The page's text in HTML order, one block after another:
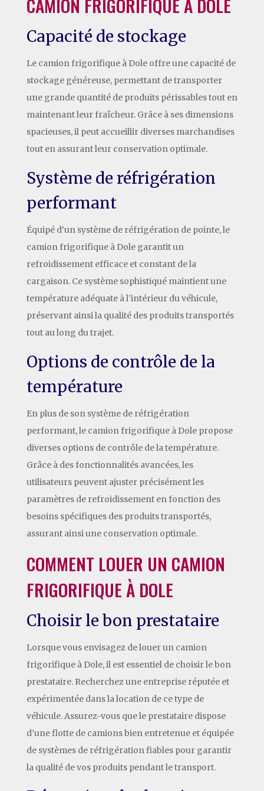
Capacité de stockage
Le camion frigorifique à Dole offre une capacité de
stockage généreuse, permettant de transporter
une grande quantité de produits périssables tout en
maintenant leur fraîcheur. Grâce à ses dimensions
spacieuses, il peut accueillir diverses marchandises
tout en assurant leur conservation optimale.
Système de réfrigération
performant
Équipé d’un système de réfrigération de pointe, le
camion frigorifique à Dole garantit un
refroidissement efficace et constant de la
cargaison. Ce système sophistiqué maintient une
température adéquate à l’intérieur du véhicule,
préservant ainsi la qualité des produits transportés
tout au long du trajet.
Options de contrôle de la
température
En plus de son système de réfrigération
performant, le camion frigorifique à Dole propose
diverses options de contrôle de la température.
Grâce à des fonctionnalités avancées, les
utilisateurs peuvent ajuster précisément les
paramètres de refroidissement en fonction des
besoins spécifiques des produits transportés,
assurant ainsi une conservation optimale.
COMMENT LOUER UN CAMION
FRIGORIFIQUE À DOLE
Choisir le bon prestataire
Lorsque vous envisagez de louer un camion
frigorifique à Dole, il est essentiel de choisir le bon
prestataire. Recherchez une entreprise réputée et
expérimentée dans la location de ce type de
véhicule. Assurez-vous que le prestataire dispose
d’une flotte de camions bien entretenue et équipée
de systèmes de réfrigération fiables pour garantir
la qualité de vos produits pendant le transport.